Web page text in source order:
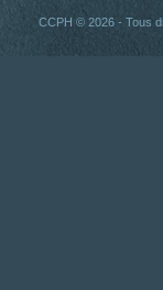
CCPH © 2026 - Tous